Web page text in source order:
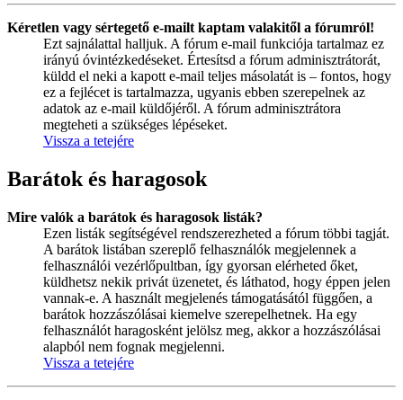
Kéretlen vagy sértegető e-mailt kaptam valakitől a fórumról!
Ezt sajnálattal halljuk. A fórum e-mail funkciója tartalmaz ez
irányú óvintézkedéseket. Értesítsd a fórum adminisztrátorát,
küldd el neki a kapott e-mail teljes másolatát is – fontos, hogy
ez a fejlécet is tartalmazza, ugyanis ebben szerepelnek az
adatok az e-mail küldőjéről. A fórum adminisztrátora
megteheti a szükséges lépéseket.
Vissza a tetejére
Barátok és haragosok
Mire valók a barátok és haragosok listák?
Ezen listák segítségével rendszerezheted a fórum többi tagját.
A barátok listában szereplő felhasználók megjelennek a
felhasználói vezérlőpultban, így gyorsan elérheted őket,
küldhetsz nekik privát üzenetet, és láthatod, hogy éppen jelen
vannak-e. A használt megjelenés támogatásától függően, a
barátok hozzászólásai kiemelve szerepelhetnek. Ha egy
felhasználót haragosként jelölsz meg, akkor a hozzászólásai
alapból nem fognak megjelenni.
Vissza a tetejére